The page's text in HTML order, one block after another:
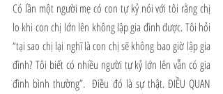
Có lần một người mẹ có con tự kỷ nói với tôi rằng chị
lo khi con chị lớn lên không lập gia đình được. Tôi hỏi
“tại sao chị lại nghĩ là con chị sẽ không bao giờ lập gia
đình? Tôi biết có nhiều người tự kỷ lớn lên vẫn có gia
đình bình thường”.  Điều đó là sự thật. ĐIỀU QUAN